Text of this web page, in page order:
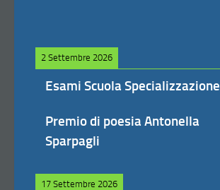
2 Settembre 2026
Esami Scuola Specializzazione
Premio di poesia Antonella
Sparpagli
17 Settembre 2026